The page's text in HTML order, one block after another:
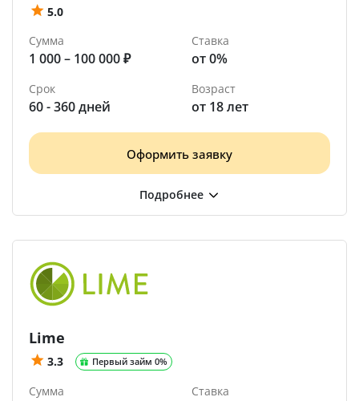
5.0
Сумма
1 000 – 100 000 ₽
Ставка
от 0%
Срок
60 - 360 дней
Возраст
от 18 лет
Оформить заявку
Lime
3.3 Первый займ 0%
Сумма Ставка